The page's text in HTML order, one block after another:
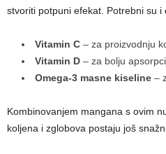
stvoriti potpuni efekat. Potrebni su i
Vitamin C – za proizvodnju
Vitamin D – za bolju
Omega-3 masne kiseline –
Kombinovanjem mangana s ovim
koljena i zglobova postaju još